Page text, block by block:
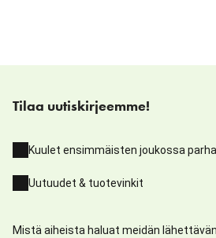
Tilaa uutiskirjeemme!
Kuulet ensimmäisten joukossa
Uutuudet & tuotevinkit
Mistä aiheista haluat meidän